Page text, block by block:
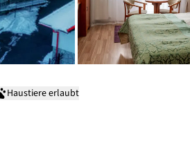
Haustiere erlaubt